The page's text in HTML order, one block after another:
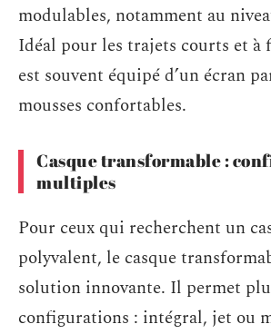
modulables, notamment au
Idéal pour les trajets courts et à
est souvent équipé d’un écran
mousses confortables.
Casque transformable :
multiples
Pour ceux qui recherchent un
polyvalent, le casque
solution innovante. Il permet
configurations : intégral, jet ou